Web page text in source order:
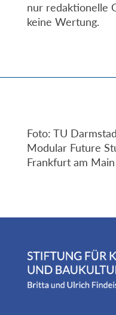
nur redaktionelle
keine Wertung.
Foto: TU
Modular Future
Frankfurt am Main